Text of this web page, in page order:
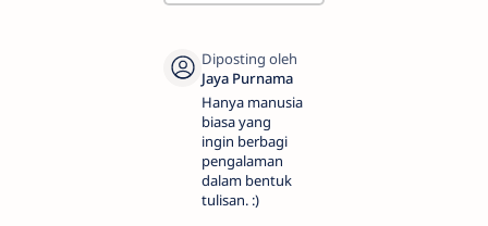
Hanya manusia
biasa yang
ingin berbagi
pengalaman
dalam bentuk
tulisan. :)